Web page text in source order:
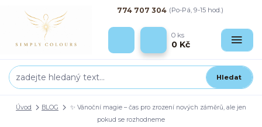
Hledat
774 707 304 (Po-Pá, 9-15 hod.)
0 ks
0 Kč
Úvod BLOG
✨ Vánoční magie – čas pro zrození nových záměrů, ale jen
pokud se rozhodneme